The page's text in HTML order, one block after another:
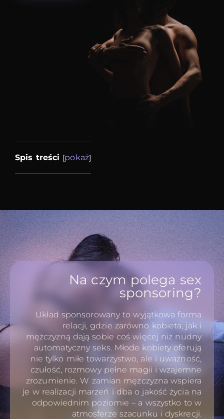
Spis treści [pokaż]
Na czym polega sex
sponsoring?
Układ sponsorowany to wyjątkowa forma
relacji, gdzie zarówno kobieta, jak i
mężczyzną dają sobie coś więcej niż nudny
automatyczny seks. Młode kobiety oferują
nie tylko miłe towarzystwo, ale i uważność,
czułość, rozmowy pełne magii i wzajemne
zrozumienie. W zamian mężczyzna wspiera
je w realizacji marzeń i dba o jakość życia na
odpowiednim poziomie – a wszystko to w
atmosferze szacunku i dyskrecji.